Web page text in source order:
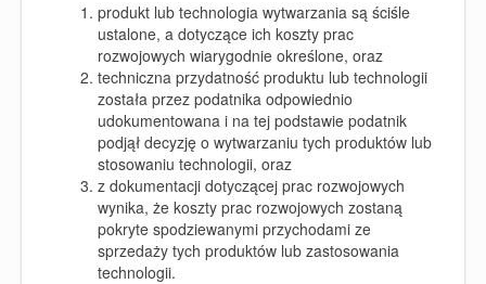
produkt lub technologia wytwarzania są ściśle
ustalone, a dotyczące ich koszty prac
rozwojowych wiarygodnie określone, oraz
techniczna przydatność produktu lub technologii
została przez podatnika odpowiednio
udokumentowana i na tej podstawie podatnik
podjął decyzję o wytwarzaniu tych produktów lub
stosowaniu technologii, oraz
z dokumentacji dotyczącej prac rozwojowych
wynika, że koszty prac rozwojowych zostaną
pokryte spodziewanymi przychodami ze
sprzedaży tych produktów lub zastosowania
technologii.